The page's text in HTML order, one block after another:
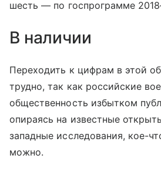
шесть — по госпрограмме
В наличии
Переходить к цифрам в этой
трудно, так как российские
общественность избытком
опираясь на известные
западные исследования, кое-
можно.